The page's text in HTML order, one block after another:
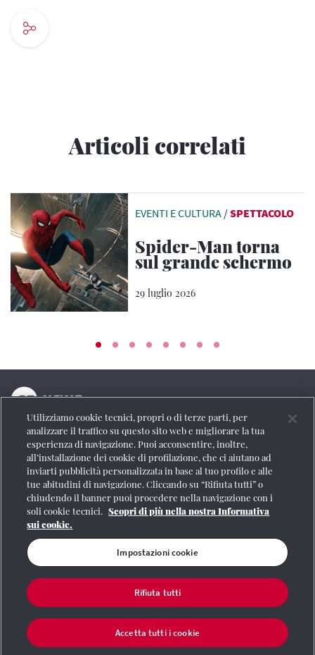
Articoli correlati
EVENTI E CULTURA /SPETTACOLO
Spider-Man torna
sul grande schermo
29 luglio 2026
La testata online del Gruppo FS Italiane
Social
Se vuoi contattarci o avere altre informazioni
CONTATTI
Registrazione Tribunale di Roma n° 204/2009
| |Credits | Protezione dei dati personali
Partita
Iva 06359501001
Utilizziamo cookie tecnici, propri o di terze parti, per
analizzare il traffico su questo sito web e migliorare la tua
esperienza di navigazione. Puoi acconsentire, inoltre,
all’installazione dei cookie di profilazione, che ci aiutano ad
inviarti pubblicità personalizzata in base al tuo profilo e alle
tue abitudini di navigazione. Cliccando su “Rifiuta tutti” o
chiudendo il banner puoi procedere nella navigazione con i
soli cookie tecnici. Scopri di più nella nostra Informativa
sui cookie.
Impostazioni cookie
Rifiuta tutti
Accetta tutti i cookie